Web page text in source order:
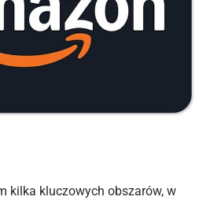
kilka kluczowych obszarów, w